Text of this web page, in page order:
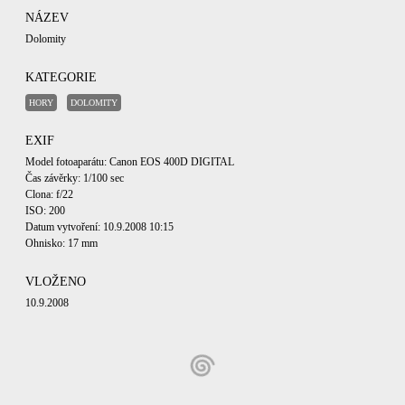
NÁZEV
Dolomity
KATEGORIE
HORY DOLOMITY
EXIF
Model fotoaparátu: Canon EOS 400D DIGITAL
Čas závěrky: 1/100 sec
Clona: f/22
ISO: 200
Datum vytvoření: 10.9.2008 10:15
Ohnisko: 17 mm
VLOŽENO
10.9.2008